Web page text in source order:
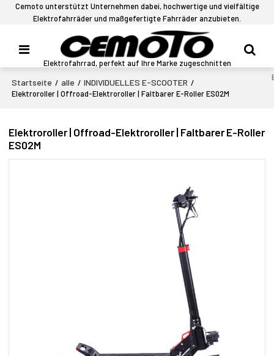
Cemoto unterstützt Unternehmen dabei, hochwertige und vielfältige
Elektrofahrräder und maßgefertigte Fahrräder anzubieten.
Elektrofahrrad, perfekt auf Ihre Marke zugeschnitten
Startseite / alle / INDIVIDUELLES E-SCOOTER /
Elektroroller | Offroad-Elektroroller | Faltbarer E-Roller ES02M
Elektroroller | Offroad-Elektroroller | Faltbarer E-Roller
ES02M